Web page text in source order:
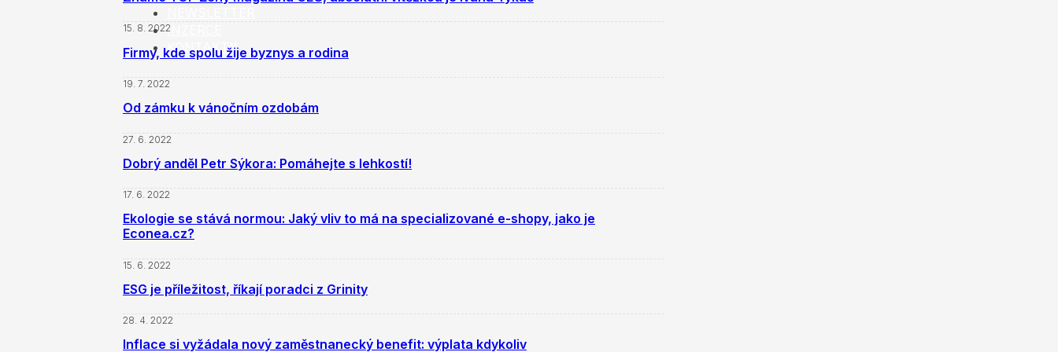
INZERCE
KONTAKTY
15. 8. 2022
Firmy, kde spolu žije byznys a rodina
19. 7. 2022
Od zámku k vánočním ozdobám
27. 6. 2022
Dobrý anděl Petr Sýkora: Pomáhejte s lehkostí!
17. 6. 2022
Ekologie se stává normou: Jaký vliv to má na specializované e-shopy, jako je
Econea.cz?
15. 6. 2022
ESG je příležitost, říkají poradci z Grinity
28. 4. 2022
Inflace si vyžádala nový zaměstnanecký benefit: výplata kdykoliv